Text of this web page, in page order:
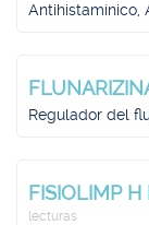
Antihistamínico,
Regulador del
FISIOLIMP H
lecturas